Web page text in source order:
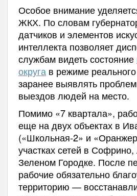
Особое внимание
ЖКХ. По словам
датчиков и элементов
интеллекта позволяет
службам видеть состояние
округа в режиме
заранее выявлять
выездов людей на место.
Помимо «7 квартала»,
еще на двух объектах в
(«Школьная-2» и
участках сетей в
Зеленом Городке. После
рабочие обязательно
территорию —